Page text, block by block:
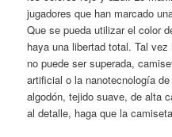
jugadores que han marcado
Que se pueda utilizar el color
haya una libertad total. Tal
no puede ser superada,
artificial o la nanotecnología
algodón, tejido suave, de alta
al detalle, haga que la